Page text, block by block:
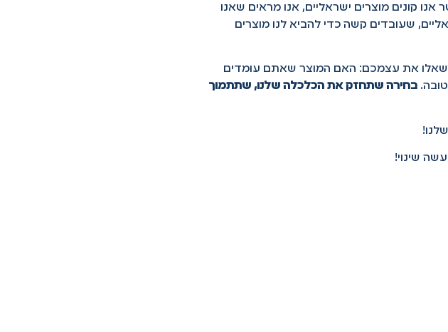
אנו קונים מוצרים ישראליים, אנו מראים שאנו
שעובדים קשה כדי להביא לנו מוצרים
את עצמכם: האם המוצר שאתם עומדים
בחירה שתחזק את הכלכלה שלנו, שתתמוך
שינוי!